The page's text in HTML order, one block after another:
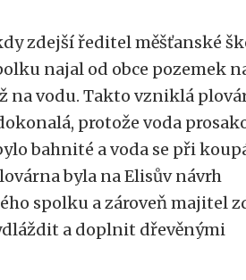
zdejší ředitel měšťanské
najal od obce pozemek
na vodu. Takto vzniklá
protože voda
bahnité a voda se při
byla na Elisův návrh
spolku a zároveň majitel
a doplnit dřevěnými